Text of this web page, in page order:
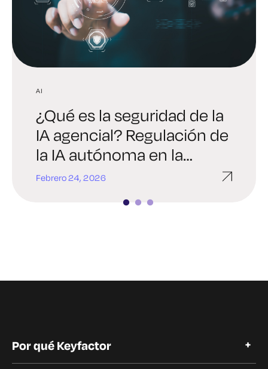
AI
¿Qué es la seguridad de la
IA agencial? Regulación de
la IA autónoma en la
empresa
Febrero 24, 2026
AI
Digital Trust Digest:
Explore la edición sobre
identidad y IA que dará
forma a la seguridad en
Enero 29, 2026
TENDENCIAS DE LA INDUSTRIA
6 verdades brutales que
todo líder debe afrontar
sobre la criptografía
empresarial
Enero 22, 2026
Por qué Keyfactor